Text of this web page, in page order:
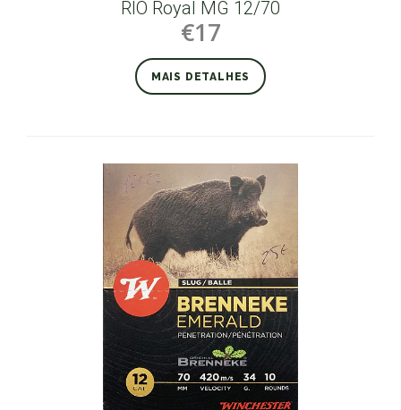
RIO Royal MG 12/70
€17
MAIS DETALHES